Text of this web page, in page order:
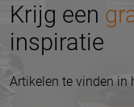
Krijg een
inspiratie
Artikelen te vinden in